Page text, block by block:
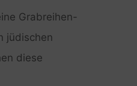
Grabreihen-
jüdischen
diese